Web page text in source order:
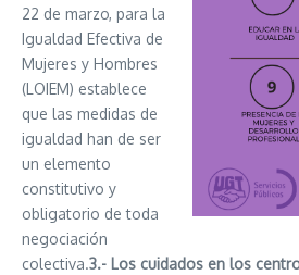
22 de marzo, para la
Igualdad Efectiva de
Mujeres y Hombres
(LOIEM) establece
que las medidas de
igualdad han de ser
un elemento
constitutivo y
obligatorio de toda
negociación
colectiva.3.- Los cuidados en los